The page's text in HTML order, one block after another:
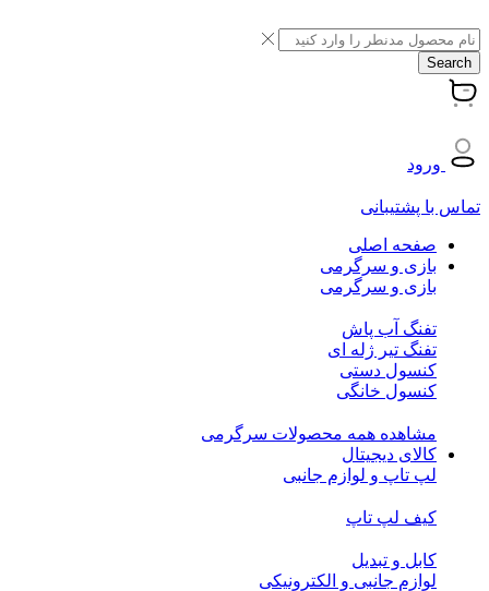
Search
ورود
تماس با پشتیبانی
صفحه اصلی
بازی و سرگرمی
بازی و سرگرمی
تفنگ آب پاش
تفنگ تیر ژله ای
کنسول دستی
کنسول خانگی
مشاهده همه محصولات سرگرمی
کالای دیجیتال
لپ تاپ و لوازم جانبی
کیف لپ تاپ
کابل و تبدیل
لوازم جانبی و الکترونیکی